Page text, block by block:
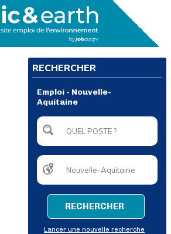
RECHERCHER
Emploi - Nouvelle-
Aquitaine
RECHERCHER
Lancer une nouvelle recherche